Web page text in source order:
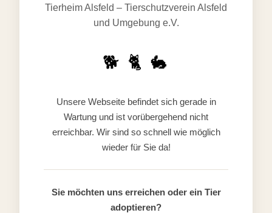
Tierheim Alsfeld – Tierschutzverein Alsfeld
und Umgebung e.V.
🐕 🐈 🐇
Unsere Webseite befindet sich gerade in
Wartung und ist vorübergehend nicht
erreichbar. Wir sind so schnell wie möglich
wieder für Sie da!
Sie möchten uns erreichen oder ein Tier
adoptieren?